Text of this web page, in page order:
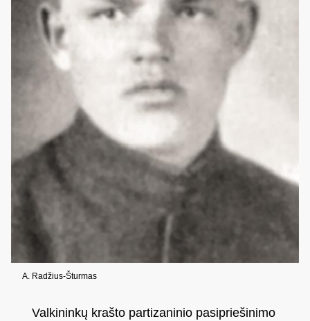
A. Radžius-Šturmas
Valkininkų krašto partizaninio pasipriešinimo